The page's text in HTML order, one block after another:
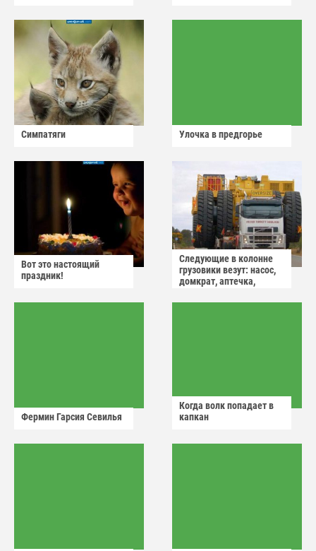
Симпатяги Улочка в предгорье
Вот это настоящий
праздник!
Следующие в колонне
грузовики везут: насос,
домкрат, аптечка,
Фермин Гарсия Севилья
Когда волк попадает в
капкан